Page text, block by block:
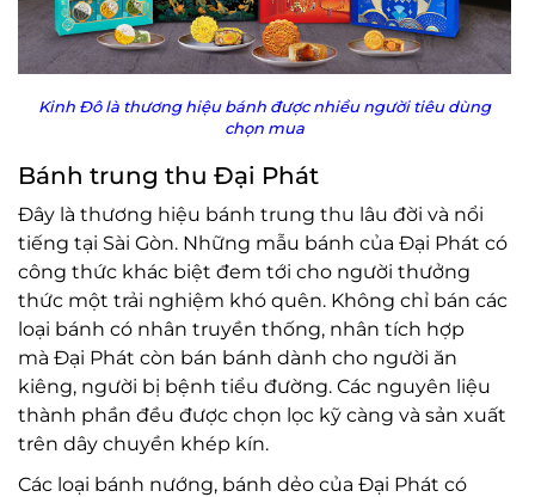
Kinh Đô là thương hiệu bánh được nhiều người tiêu dùng
chọn mua
Bánh trung thu Đại Phát
Đây là thương hiệu bánh trung thu lâu đời và nổi
tiếng tại Sài Gòn. Những mẫu bánh của Đại Phát có
công thức khác biệt đem tới cho người thưởng
thức một trải nghiệm khó quên. Không chỉ bán các
loại bánh có nhân truyền thống, nhân tích hợp
mà Đại Phát còn bán bánh dành cho người ăn
kiêng, người bị bệnh tiểu đường. Các nguyên liệu
thành phần đều được chọn lọc kỹ càng và sản xuất
trên dây chuyền khép kín.
Các loại bánh nướng, bánh dẻo của Đại Phát có